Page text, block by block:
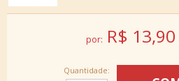
por: R$ 13,90
Quantidade: